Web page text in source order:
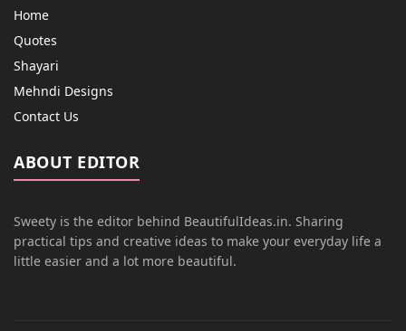
Home
Quotes
Shayari
Mehndi Designs
Contact Us
ABOUT EDITOR
Sweety is the editor behind BeautifulIdeas.in. Sharing
practical tips and creative ideas to make your everyday life a
little easier and a lot more beautiful.